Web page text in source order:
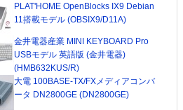
PLAT'HOME OpenBlocks IX9 Debian
11搭載モデル (OBSIX9/D11A)
金井電器産業 MINI KEYBOARD Pro
USBモデル 英語版 (金井電器)
(HMB632KUS/R)
大電 100BASE-TX/FXメディアコンバ
ータ DN2800GE (DN2800GE)